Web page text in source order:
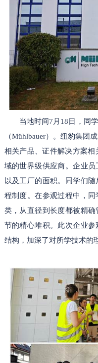
当地时间7月18日，同
（Mühlbauer）。纽豹集团
相关产品、证件解决方案
域的世界级供应商。企业
以及工厂的面积。同学们
程制度。在参观过程中，
类，从直径到长度都被精
节的精心堆积。此次企业
结构，加深了对所学技术的